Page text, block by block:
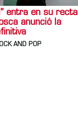
entra en su recta
anunció la
AND POP